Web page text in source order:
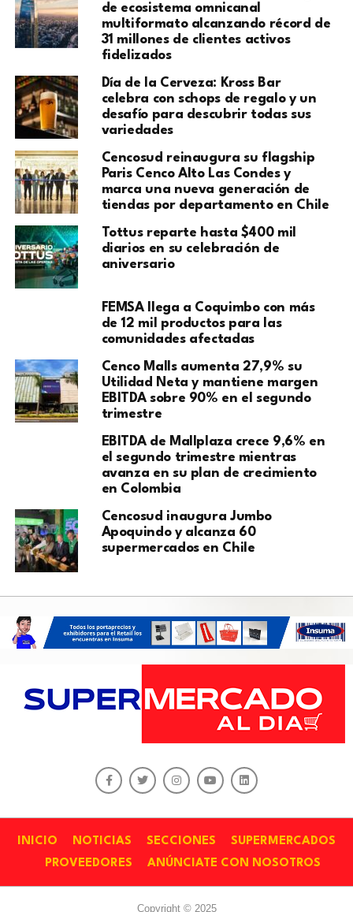
de ecosistema omnicanal
multiformato alcanzando récord de
31 millones de clientes activos
fidelizados
Día de la Cerveza: Kross Bar
celebra con schops de regalo y un
desafío para descubrir todas sus
variedades
Cencosud reinaugura su flagship
Paris Cenco Alto Las Condes y
marca una nueva generación de
tiendas por departamento en Chile
Tottus reparte hasta $400 mil
diarios en su celebración de
aniversario
FEMSA llega a Coquimbo con más
de 12 mil productos para las
comunidades afectadas
Cenco Malls aumenta 27,9% su
Utilidad Neta y mantiene margen
EBITDA sobre 90% en el segundo
trimestre
EBITDA de Mallplaza crece 9,6% en
el segundo trimestre mientras
avanza en su plan de crecimiento
en Colombia
Cencosud inaugura Jumbo
Apoquindo y alcanza 60
supermercados en Chile
INICIO NOTICIAS SECCIONES
SUPERMERCADOS
PROVEEDORES
ANÚNCIATE CON NOSOTROS
Copyright © 2025